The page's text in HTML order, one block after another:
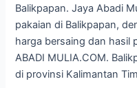
Balikpapan. Jaya Abadi
pakaian di Balikpapan,
harga bersaing dan hasil
ABADI MULIA.COM.
di provinsi Kalimantan